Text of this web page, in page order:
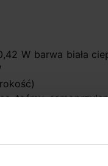
W barwa biała
taśmy
zimna, czerwona,